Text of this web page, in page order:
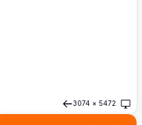
5472
×
3074
فتح